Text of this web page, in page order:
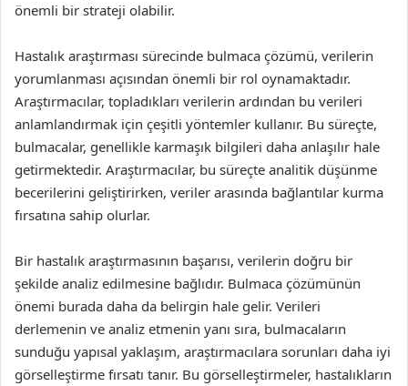
önemli bir strateji olabilir.
Hastalık araştırması sürecinde bulmaca çözümü, verilerin
yorumlanması açısından önemli bir rol oynamaktadır.
Araştırmacılar, topladıkları verilerin ardından bu verileri
anlamlandırmak için çeşitli yöntemler kullanır. Bu süreçte,
bulmacalar, genellikle karmaşık bilgileri daha anlaşılır hale
getirmektedir. Araştırmacılar, bu süreçte analitik düşünme
becerilerini geliştirirken, veriler arasında bağlantılar kurma
fırsatına sahip olurlar.
Bir hastalık araştırmasının başarısı, verilerin doğru bir
şekilde analiz edilmesine bağlıdır. Bulmaca çözümünün
önemi burada daha da belirgin hale gelir. Verileri
derlemenin ve analiz etmenin yanı sıra, bulmacaların
sunduğu yapısal yaklaşım, araştırmacılara sorunları daha iyi
görselleştirme fırsatı tanır. Bu görselleştirmeler, hastalıkların